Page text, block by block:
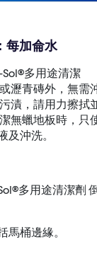
每加侖水
多用途清潔
瀝青磚外，無需
漬，請用力擦拭
無蠟地板時，只
及沖洗。
多用途清潔劑
馬桶邊緣。